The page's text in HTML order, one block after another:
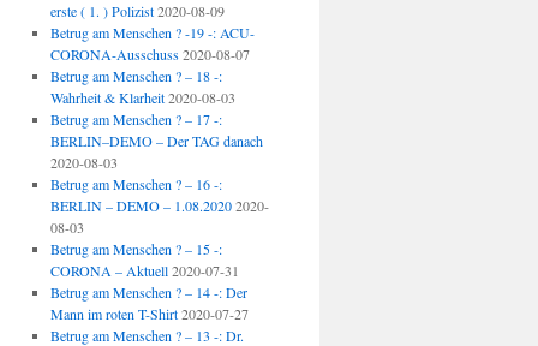
erste ( 1. ) Polizist 2020-08-09
Betrug am Menschen ? -19 -: ACU-
CORONA-Ausschuss 2020-08-07
Betrug am Menschen ? – 18 -:
Wahrheit & Klarheit 2020-08-03
Betrug am Menschen ? – 17 -:
BERLIN–DEMO – Der TAG danach
2020-08-03
Betrug am Menschen ? – 16 -:
BERLIN – DEMO – 1.08.2020 2020-
08-03
Betrug am Menschen ? – 15 -:
CORONA – Aktuell 2020-07-31
Betrug am Menschen ? – 14 -: Der
Mann im roten T-Shirt 2020-07-27
Betrug am Menschen ? – 13 -: Dr.